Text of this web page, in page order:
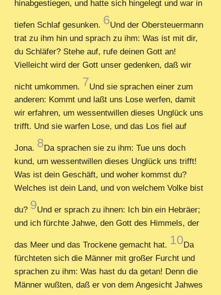
hinabgestiegen, und hatte sich hingelegt und war in
tiefen Schlaf gesunken. 6Und der Obersteuermann
trat zu ihm hin und sprach zu ihm: Was ist mit dir,
du Schläfer? Stehe auf, rufe deinen Gott an!
Vielleicht wird der Gott unser gedenken, daß wir
nicht umkommen. 7Und sie sprachen einer zum
anderen: Kommt und laßt uns Lose werfen, damit
wir erfahren, um wessentwillen dieses Unglück uns
trifft. Und sie warfen Lose, und das Los fiel auf
Jona. 8Da sprachen sie zu ihm: Tue uns doch
kund, um wessentwillen dieses Unglück uns trifft!
Was ist dein Geschäft, und woher kommst du?
Welches ist dein Land, und von welchem Volke bist
du? 9Und er sprach zu ihnen: Ich bin ein Hebräer;
und ich fürchte Jahwe, den Gott des Himmels, der
das Meer und das Trockene gemacht hat. 10Da
fürchteten sich die Männer mit großer Furcht und
sprachen zu ihm: Was hast du da getan! Denn die
Männer wußten, daß er von dem Angesicht Jahwes